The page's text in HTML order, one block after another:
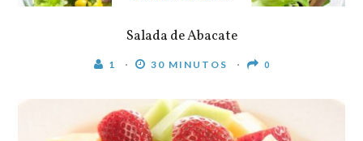
Salada de Abacate
1 30 MINUTOS 0